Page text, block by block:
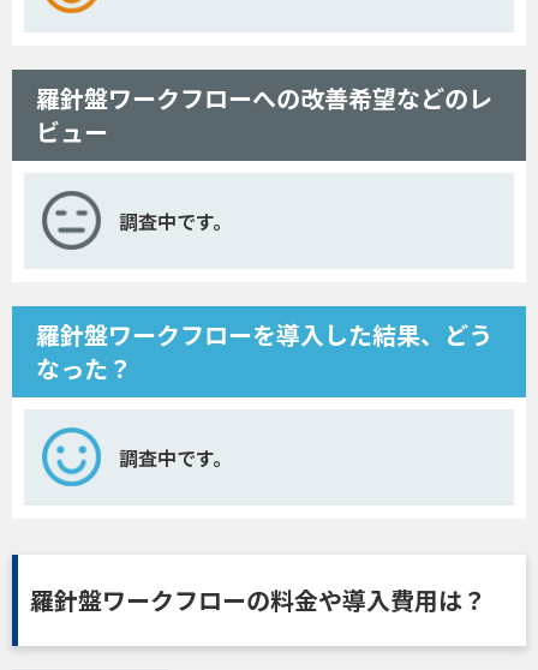
羅針盤ワークフローへの改善希望などのレ
ビュー
調査中です。
羅針盤ワークフローを導入した結果、どう
なった？
調査中です。
羅針盤ワークフローの料金や導入費用は？